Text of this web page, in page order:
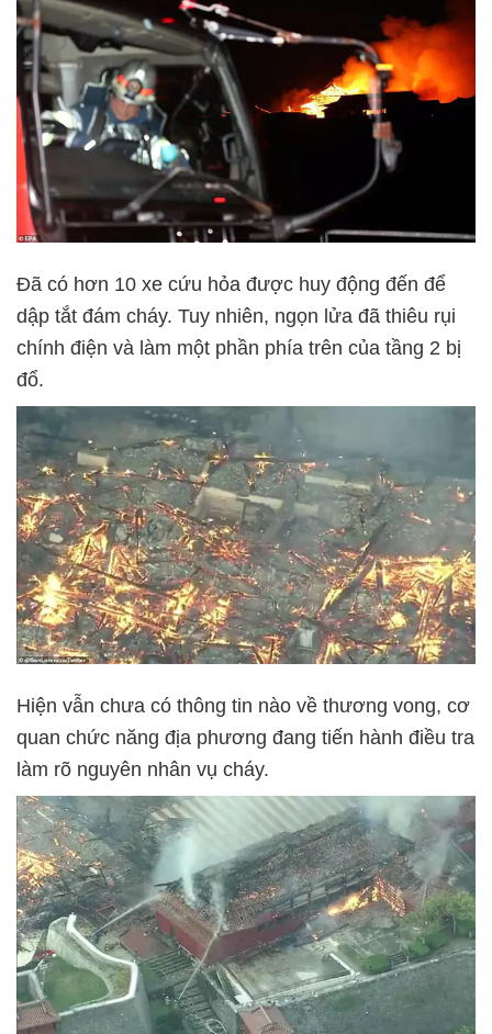
Đã có hơn 10 xe cứu hỏa được huy động đến để
dập tắt đám cháy. Tuy nhiên, ngọn lửa đã thiêu rụi
chính điện và làm một phần phía trên của tầng 2 bị
đổ.
Hiện vẫn chưa có thông tin nào về thương vong, cơ
quan chức năng địa phương đang tiến hành điều tra
làm rõ nguyên nhân vụ cháy.